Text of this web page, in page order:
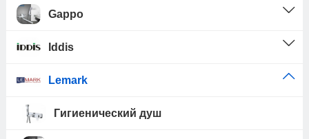
Gappo
Iddis
Lemark
Гигиенический душ